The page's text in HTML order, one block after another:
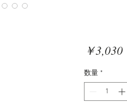
￥3,030価
数量 *